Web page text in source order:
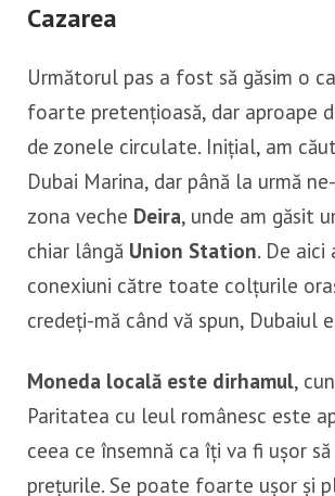
Cazarea
Următorul pas a fost să găsim o
foarte pretențioasă, dar aproape
de zonele circulate. Inițial, am
Dubai Marina, dar până la urmă
zona veche Deira, unde am găsit
chiar lângă Union Station. De aici
conexiuni către toate colțurile
credeți-mă când vă spun, Dubaiul
Moneda locală este dirhamul,
Paritatea cu leul românesc este
ceea ce însemnă ca îți va fi ușor
prețurile. Se poate foarte ușor și